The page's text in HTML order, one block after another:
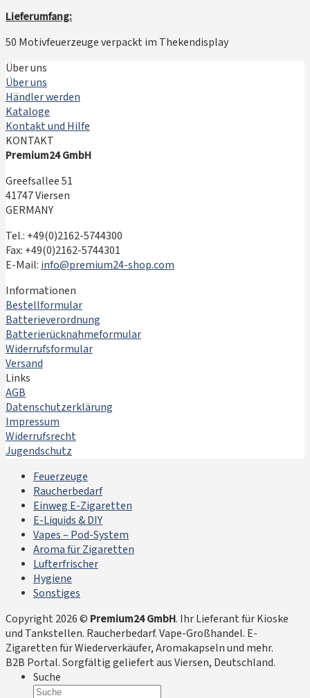
Lieferumfang:
50 Motivfeuerzeuge verpackt im Thekendisplay
Über uns
Über uns
Händler werden
Kataloge
Kontakt und Hilfe
KONTAKT
Premium24 GmbH
Greefsallee 51
41747 Viersen
GERMANY
Tel.: +49(0)2162-5744300
Fax: +49(0)2162-5744301
E-Mail: info@premium24-shop.com
Informationen
Bestellformular
Batterieverordnung
Batterierücknahmeformular
Widerrufsformular
Versand
Links
AGB
Datenschutzerklärung
Impressum
Widerrufsrecht
Jugendschutz
Feuerzeuge
Raucherbedarf
Einweg E-Zigaretten
E-Liquids & DIY
Vapes – Pod-System
Aroma für Zigaretten
Lufterfrischer
Hygiene
Sonstiges
Copyright 2026 © Premium24 GmbH. Ihr Lieferant für Kioske
und Tankstellen. Raucherbedarf. Vape-Großhandel. E-
Zigaretten für Wiederverkäufer, Aromakapseln und mehr.
B2B Portal. Sorgfältig geliefert aus Viersen, Deutschland.
Suche